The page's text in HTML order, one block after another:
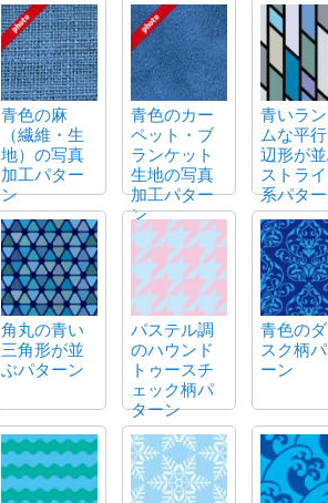
青色の麻
（繊維・生
地）の写真
加工パター
ン
青色のカー
ペット・ブ
ランケット
生地の写真
加工パター
ン
青いラ
ムな平
辺形が
ストラ
系パタ
角丸の青い
三角形が並
ぶパターン
パステル調
のハウンド
トゥースチ
ェック柄パ
ターン
青色の
スク柄
ーン